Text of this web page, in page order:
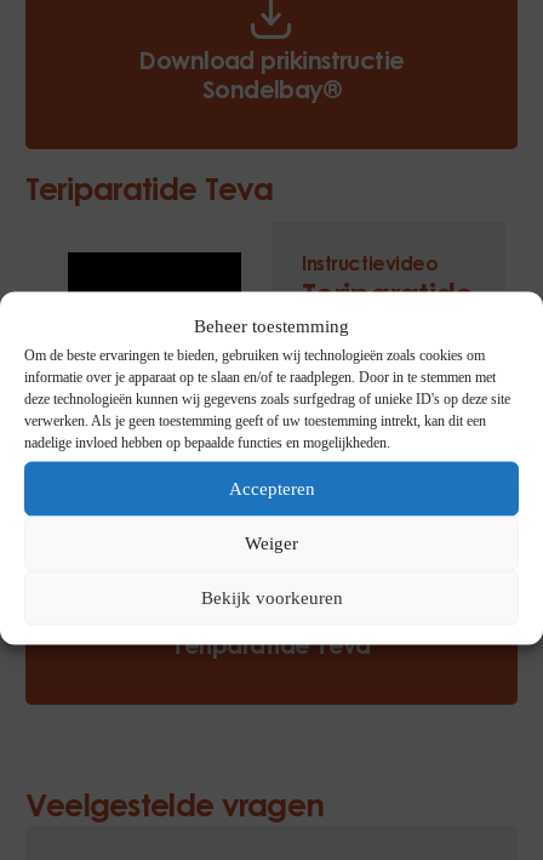
Beheer toestemming
Om de beste ervaringen te bieden, gebruiken wij technologieën zoals cookies om
informatie over je apparaat op te slaan en/of te raadplegen. Door in te stemmen met
deze technologieën kunnen wij gegevens zoals surfgedrag of unieke ID's op deze site
verwerken. Als je geen toestemming geeft of uw toestemming intrekt, kan dit een
nadelige invloed hebben op bepaalde functies en mogelijkheden.
Accepteren
Weiger
Bekijk voorkeuren
Download prikinstructie
Sondelbay®
Teriparatide Teva
Instructievideo
Teriparatide
Teva
Teriparatide Teva
Veelgestelde vragen